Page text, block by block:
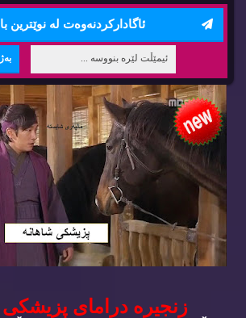
ئاگاداركردنه‌وه‌ت له‌ نوێترین
زنجیره‌ درامای پزیشكی